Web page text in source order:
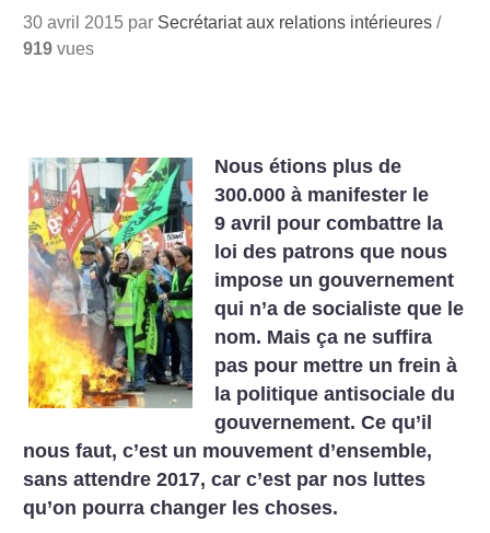
30 avril 2015 par Secrétariat aux relations intérieures /
919 vues
Nous étions plus de
300.000 à manifester le
9 avril pour combattre la
loi des patrons que nous
impose un gouvernement
qui n’a de socialiste que le
nom. Mais ça ne suffira
pas pour mettre un frein à
la politique antisociale du
gouvernement. Ce qu’il
nous faut, c’est un mouvement d’ensemble,
sans attendre 2017, car c’est par nos luttes
qu’on pourra changer les choses.